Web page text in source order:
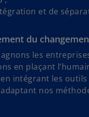
et de
du
les
en plaçant
intégrant les
nos